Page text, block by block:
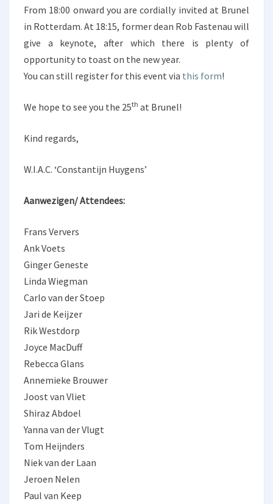
T
?
From 18:00 onward you are cordially invited at Brunel
in Rotterdam. At 18:15, former dean Rob Fastenau will
give a keynote, after which there is plenty of
opportunity to toast on the new year.
You can still register for this event via this form!
We hope to see you the 25th at Brunel!
Kind regards,
W.I.A.C. ‘Constantijn Huygens’
Aanwezigen/ Attendees:
Frans Ververs
Ank Voets
Ginger Geneste
Linda Wiegman
Carlo van der Stoep
Jari de Keijzer
Rik Westdorp
Joyce MacDuff
Rebecca Glans
Annemieke Brouwer
Joost van Vliet
Shiraz Abdoel
Yanna van der Vlugt
Tom Heijnders
Niek van der Laan
Jeroen Nelen
Paul van Keep